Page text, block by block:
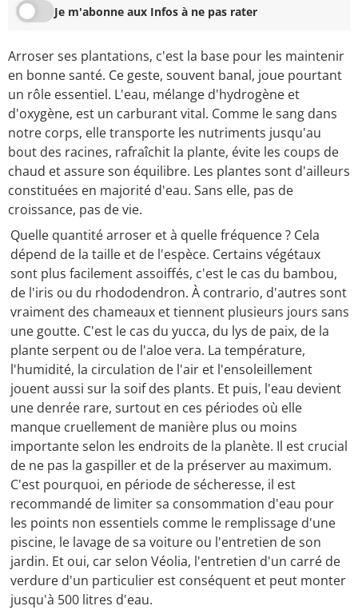
Je m'abonne aux Infos à ne pas rater
Arroser ses plantations, c'est la base pour les maintenir
en bonne santé. Ce geste, souvent banal, joue pourtant
un rôle essentiel. L'eau, mélange d'hydrogène et
d'oxygène, est un carburant vital. Comme le sang dans
notre corps, elle transporte les nutriments jusqu'au
bout des racines, rafraîchit la plante, évite les coups de
chaud et assure son équilibre. Les plantes sont d'ailleurs
constituées en majorité d'eau. Sans elle, pas de
croissance, pas de vie.
Quelle quantité arroser et à quelle fréquence ? Cela
dépend de la taille et de l'espèce. Certains végétaux
sont plus facilement assoiffés, c'est le cas du bambou,
de l'iris ou du rhododendron. À contrario, d'autres sont
vraiment des chameaux et tiennent plusieurs jours sans
une goutte. C'est le cas du yucca, du lys de paix, de la
plante serpent ou de l'aloe vera. La température,
l'humidité, la circulation de l'air et l'ensoleillement
jouent aussi sur la soif des plants. Et puis, l'eau devient
une denrée rare, surtout en ces périodes où elle
manque cruellement de manière plus ou moins
importante selon les endroits de la planète. Il est crucial
de ne pas la gaspiller et de la préserver au maximum.
C'est pourquoi, en période de sécheresse, il est
recommandé de limiter sa consommation d'eau pour
les points non essentiels comme le remplissage d'une
piscine, le lavage de sa voiture ou l'entretien de son
jardin. Et oui, car selon Véolia, l'entretien d'un carré de
verdure d'un particulier est conséquent et peut monter
jusqu'à 500 litres d'eau.